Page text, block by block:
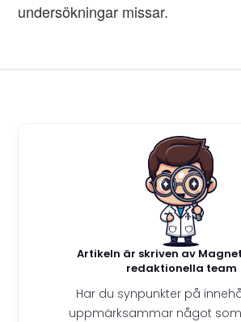
undersökningar missar.
Artikeln är skriven av
redaktionella team
Har du synpunkter på
uppmärksammar något